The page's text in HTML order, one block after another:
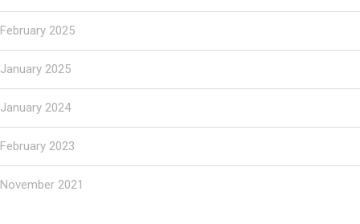
February 2025
January 2025
January 2024
February 2023
November 2021